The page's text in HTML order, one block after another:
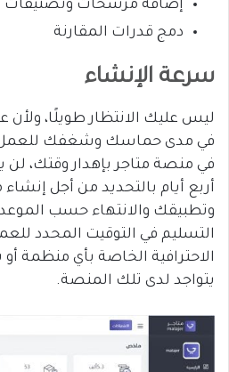
إضافة مُرشحات وتصنيفات
دمج قدرات المقارنة
سرعة الإنشاء
ليس عليك الانتظار طويلًا، ولأن
في مدى حماسك وشغفك
في منصة متاجر بإهدار وقتك، لن
أربع أيام بالتحديد من أجل إنشاء
وتطبيقك والانتهاء حسب
التسليم في التوقيت المحدد
الاحترافية الخاصة بأي منظمة أو
يتواجد لدى تلك المنصة.